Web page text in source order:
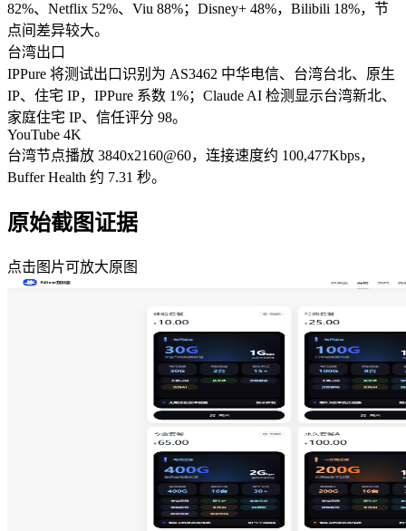
82%、Netflix 52%、Viu 88%；Disney+ 48%，Bilibili 18%，节
点间差异较大。
台湾出口
IPPure 将测试出口识别为 AS3462 中华电信、台湾台北、原生
IP、住宅 IP，IPPure 系数 1%；Claude AI 检测显示台湾新北、
家庭住宅 IP、信任评分 98。
YouTube 4K
台湾节点播放 3840x2160@60，连接速度约 100,477Kbps，
Buffer Health 约 7.31 秒。
原始截图证据
点击图片可放大原图